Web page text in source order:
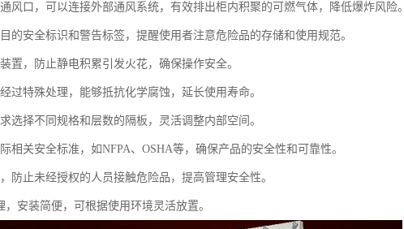
风口，可以连接外部通风系统，有效排出柜内积聚的可燃气体，降低爆炸风险。
的安全标识和警告标签，提醒使用者注意危险品的存储和使用规范。
置，防止静电积累引发火花，确保操作安全。
过特殊处理，能够抵抗化学腐蚀，延长使用寿命。
选择不同规格和层数的隔板，灵活调整内部空间。
相关安全标准，如NFPA、OSHA等，确保产品的安全性和可靠性。
防止未经授权的人员接触危险品，提高管理安全性。
安装简便，可根据使用环境灵活放置。